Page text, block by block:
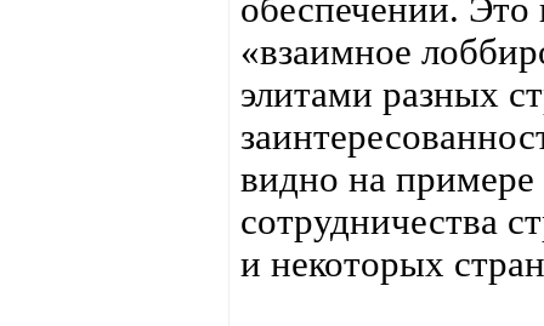
обеспечении. Это
«взаимное
элитами разных
видно на примере
сотрудничества
и некоторых